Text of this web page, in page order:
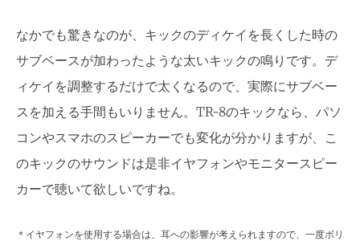
なかでも驚きなのが、キックのディケイを長くした時の
サブベースが加わったような太いキックの鳴りです。デ
ィケイを調整するだけで太くなるので、実際にサブベー
スを加える手間もいりません。TR-8のキックなら、パソ
コンやスマホのスピーカーでも変化が分かりますが、こ
のキックのサウンドは是非イヤフォンやモニタースピー
カーで聴いて欲しいですね。
＊イヤフォンを使用する場合は、耳への影響が考えられますので、一度ボリ